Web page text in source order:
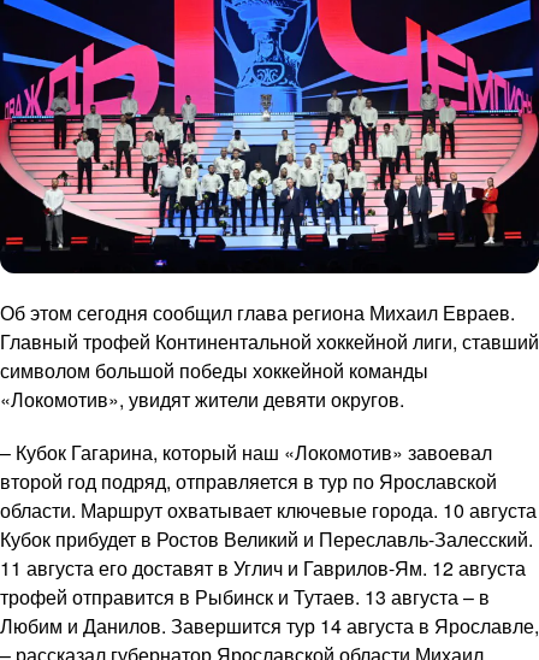
Об этом сегодня сообщил глава региона Михаил Евраев.
Главный трофей Континентальной хоккейной лиги, ставший
символом большой победы хоккейной команды
«Локомотив», увидят жители девяти округов.
– Кубок Гагарина, который наш «Локомотив» завоевал
второй год подряд, отправляется в тур по Ярославской
области. Маршрут охватывает ключевые города. 10 августа
Кубок прибудет в Ростов Великий и Переславль-Залесский.
11 августа его доставят в Углич и Гаврилов-Ям. 12 августа
трофей отправится в Рыбинск и Тутаев. 13 августа – в
Любим и Данилов. Завершится тур 14 августа в Ярославле,